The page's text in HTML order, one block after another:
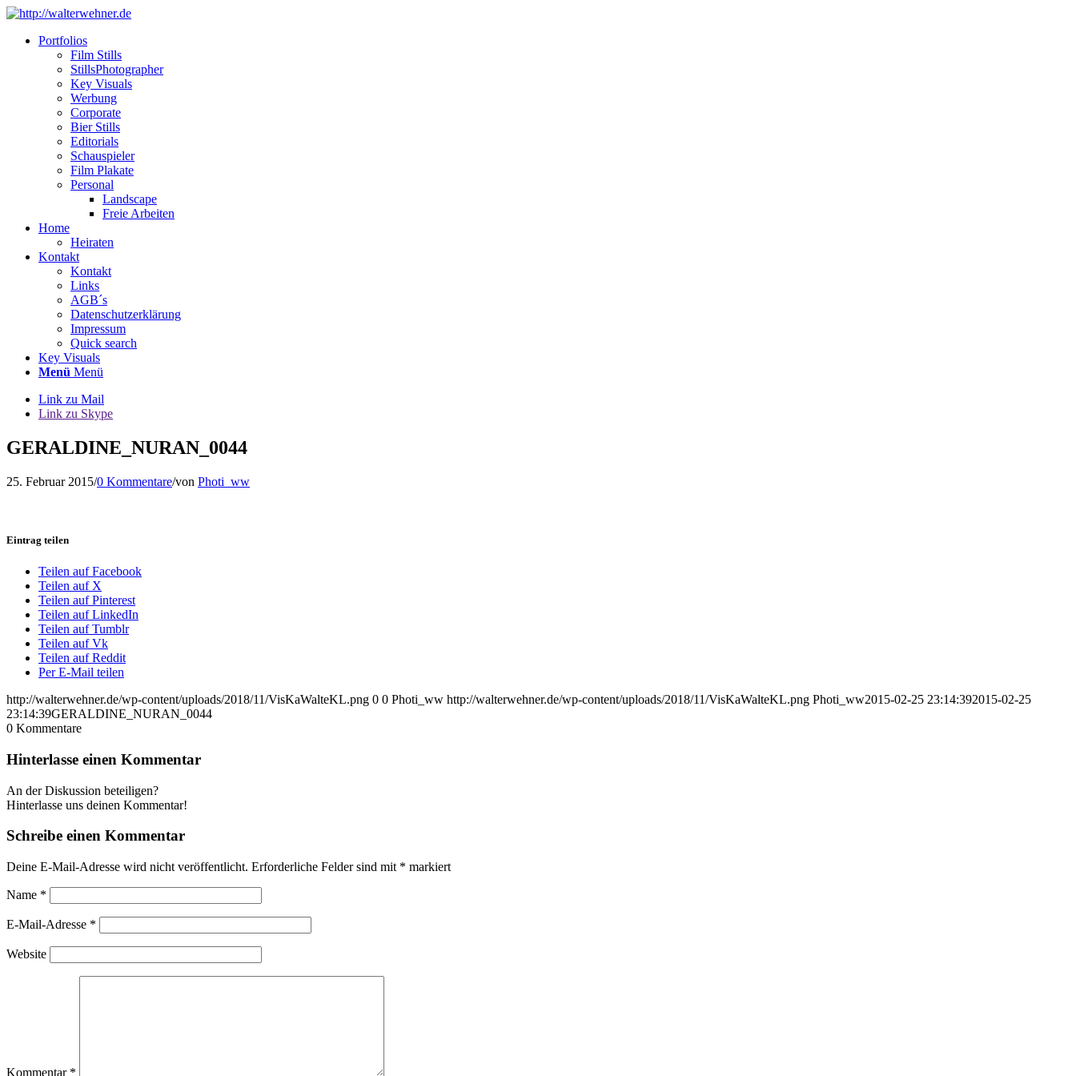
Portfolios
Film Stills
StillsPhotographer
Key Visuals
Werbung
Corporate
Bier Stills
Editorials
Schauspieler
Film Plakate
Personal
Landscape
Freie Arbeiten
Home
Heiraten
Kontakt
Kontakt
Links
AGB´s
Datenschutzerklärung
Impressum
Quick search
Key Visuals
Menü Menü
Link zu Mail
Link zu Skype
GERALDINE_NURAN_0044
25. Februar 2015/0 Kommentare/von Photi_ww
Eintrag teilen
Teilen auf Facebook
Teilen auf X
Teilen auf Pinterest
Teilen auf LinkedIn
Teilen auf Tumblr
Teilen auf Vk
Teilen auf Reddit
Per E-Mail teilen
http://walterwehner.de/wp-content/uploads/2018/11/VisKaWalteKL.png 0 0 Photi_ww http://walterwehner.de/wp-content/uploads/2018/11/VisKaWalteKL.png Photi_ww2015-02-25 23:14:392015-02-25
23:14:39GERALDINE_NURAN_0044
0 Kommentare
Hinterlasse einen Kommentar
An der Diskussion beteiligen?
Hinterlasse uns deinen Kommentar!
Schreibe einen Kommentar
Deine E-Mail-Adresse wird nicht veröffentlicht. Erforderliche Felder sind mit * markiert
Name *
E-Mail-Adresse *
Website
Kommentar *